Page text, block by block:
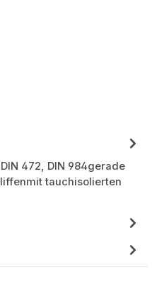
472, DIN 984gerade
tauchisolierten